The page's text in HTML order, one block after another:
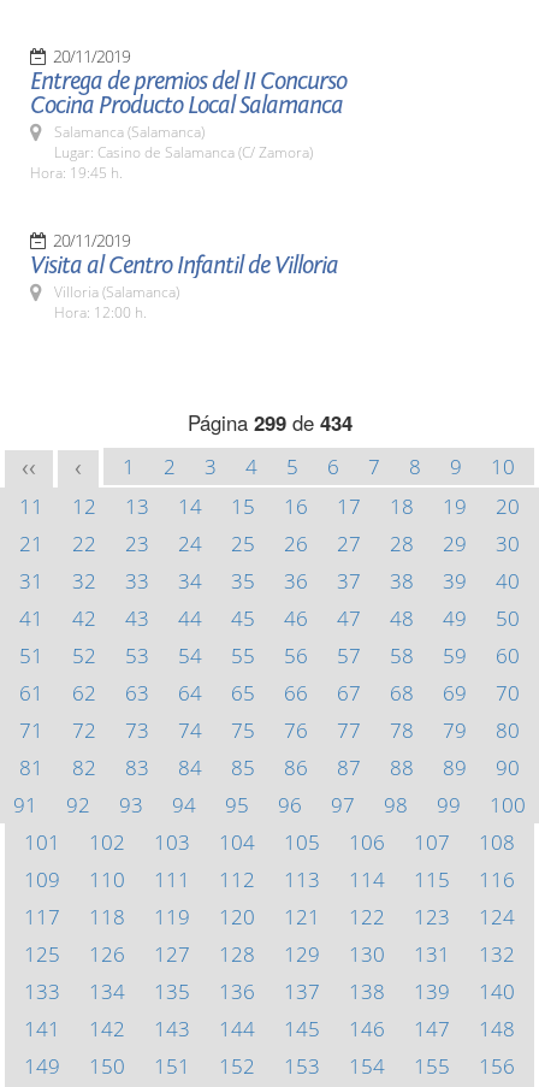
20/11/2019
Entrega de premios del II Concurso
Cocina Producto Local Salamanca
Salamanca (Salamanca)
Lugar: Casino de Salamanca (C/ Zamora)
Hora: 19:45 h.
20/11/2019
Visita al Centro Infantil de Villoria
Villoria (Salamanca)
Hora: 12:00 h.
Página 299de 434
<< < 1 2 3 4 5 6 7 8 9
10
11
12 13 14 15 16 17 18 19
20
21
22 23 24 25 26 27 28 29
30
31
32 33 34 35 36 37 38 39
40
41
42 43 44 45 46 47 48 49
50
51
52 53 54 55 56 57 58 59
60
61
62 63 64 65 66 67 68 69
70
71
72 73 74 75 76 77 78 79
80
81
82 83 84 85 86 87 88 89
90
91
92 93 94 95 96 97 98 99
100
101
102 103 104 105 106 107
108
109
110 111 112 113 114 115
116
117
118 119 120 121 122 123
124
125
126 127 128 129 130 131
132
133
134 135 136 137 138 139
140
141
142 143 144 145 146 147
148
149
150 151 152 153 154 155
156